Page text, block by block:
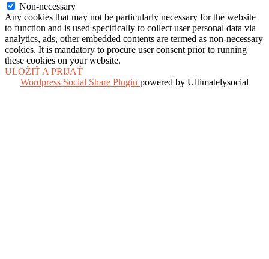
Non-necessary
Any cookies that may not be particularly necessary for the website
to function and is used specifically to collect user personal data via
analytics, ads, other embedded contents are termed as non-necessary
cookies. It is mandatory to procure user consent prior to running
these cookies on your website.
ULOŽIŤ A PRIJAŤ
Wordpress Social Share Plugin powered by Ultimatelysocial